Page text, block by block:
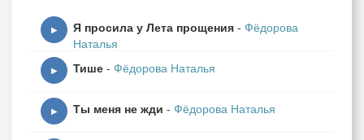
▶ Я просила у Лета прощения - Фёдорова
Наталья
▶ Тише - Фёдорова Наталья
▶ Ты меня не жди - Фёдорова Наталья